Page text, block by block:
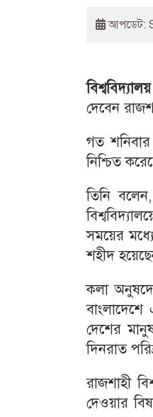
আপডেট:
দেবেন
গত শনিবার
নিশ্চিত
তিনি
সময়ের
শহীদ
কলা
দেশের
দিনরাত
রাজশাহী
দেওয়ার